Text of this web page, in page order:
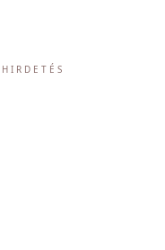
HIRDETÉS